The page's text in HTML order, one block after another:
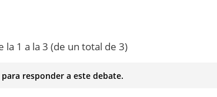
la 1 a la 3 (de un total de 3)
responder a este debate.